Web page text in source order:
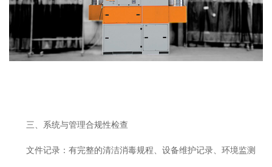
三、系统与管理合规性检查
文件记录：有完整的清洁消毒规程、设备维护记录、环境监测